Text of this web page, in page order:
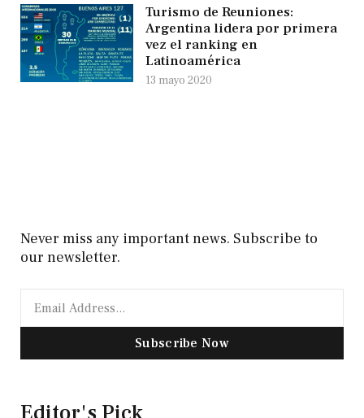
Turismo de Reuniones:
Argentina lidera por primera
vez el ranking en
Latinoamérica
13 mayo 2020
Never miss any important news. Subscribe to
our newsletter.
Subscribe Now